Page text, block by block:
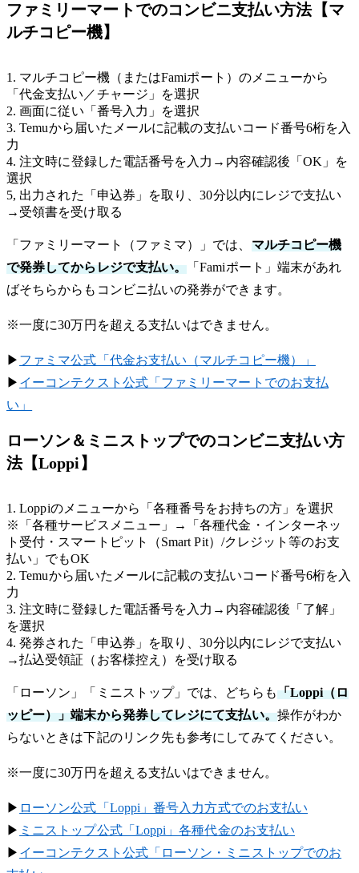
ファミリーマートでのコンビニ支払い方法【マ
ルチコピー機】
1. マルチコピー機（またはFamiポート）のメニューから
「代金支払い／チャージ」を選択
2. 画面に従い「番号入力」を選択
3. Temuから届いたメールに記載の支払いコード番号6桁を入
力
4. 注文時に登録した電話番号を入力→内容確認後「OK」を
選択
5, 出力された「申込券」を取り、30分以内にレジで支払い
→受領書を受け取る
「ファミリーマート（ファミマ）」では、 マルチコピー機
で発券してからレジで支払い。 「Famiポート」端末があれ
ばそちらからもコンビニ払いの発券ができます。
※一度に30万円を超える支払いはできません。
▶︎ ファミマ公式「代金お支払い（マルチコピー機）」
▶︎ イーコンテクスト公式「ファミリーマートでのお支払
い」
ローソン＆ミニストップでのコンビニ支払い方
法【Loppi】
1. Loppiのメニューから「各種番号をお持ちの方」を選択
※「各種サービスメニュー」→「各種代金・インターネッ
ト受付・スマートピット（Smart Pit）/クレジット等のお支
払い」でもOK
2. Temuから届いたメールに記載の支払いコード番号6桁を入
力
3. 注文時に登録した電話番号を入力→内容確認後「了解」
を選択
4. 発券された「申込券」を取り、30分以内にレジで支払い
→払込受領証（お客様控え）を受け取る
「ローソン」「ミニストップ」では、どちらも「Loppi（ロ
ッピー）」端末から発券してレジにて支払い。操作がわか
らないときは下記のリンク先も参考にしてみてください。
※一度に30万円を超える支払いはできません。
▶︎ ローソン公式「Loppi」番号入力方式でのお支払い
▶︎ ミニストップ公式「Loppi」各種代金のお支払い
▶︎ イーコンテクスト公式「ローソン・ミニストップでのお